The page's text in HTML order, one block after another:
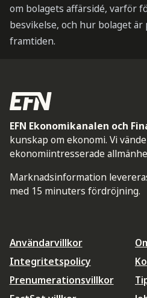
om bolagets affärsidé, varför
besvikelse, och hur bolaget
framtiden.
EFN Ekonomikanalen och
kunskap om ekonomi. Vi
ekonomiintresserade
Marknadsinformation
med 15 minuters fördröjning.
Användarvillkor
Integritetspolicy
Prenumerationsvillkor